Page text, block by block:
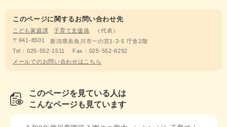
このページに関するお問い合わせ先
こども家庭課 子育て支援係
代表
〒941-8501
新潟県糸魚川市一の宮1-2-5 庁舎2階
Tel：025-552-1511
Fax：025-552-8292
メールでのお問い合わせはこちら
このページを見ている人は
こんなページも見ています